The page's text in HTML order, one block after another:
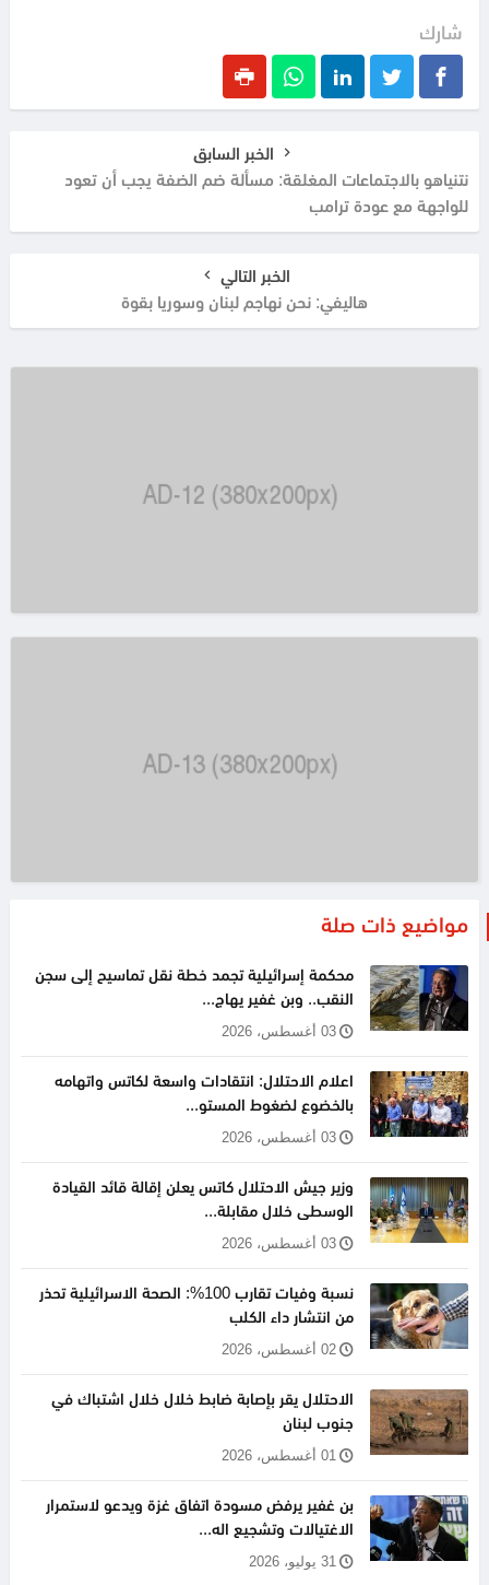
شارك
الخبر السابق
نتنياهو بالاجتماعات المغلقة: مسألة ضم الضفة يجب أن تعود
للواجهة مع عودة ترامب
الخبر التالي
هاليفي: نحن نهاجم لبنان وسوريا بقوة
مواضيع ذات صلة
محكمة إسرائيلية تجمد خطة نقل تماسيح إلى سجن
النقب.. وبن غفير يهاج...
03 أغسطس، 2026
اعلام الاحتلال: انتقادات واسعة لكاتس واتهامه
بالخضوع لضغوط المستو...
03 أغسطس، 2026
وزير جيش الاحتلال كاتس يعلن إقالة قائد القيادة
الوسطى خلال مقابلة...
03 أغسطس، 2026
نسبة وفيات تقارب 100%: الصحة الاسرائيلية تحذر
من انتشار داء الكلب
02 أغسطس، 2026
الاحتلال يقر بإصابة ضابط خلال خلال اشتباك في
جنوب لبنان
01 أغسطس، 2026
بن غفير يرفض مسودة اتفاق غزة ويدعو لاستمرار
الاغتيالات وتشجيع اله...
31 يوليو، 2026